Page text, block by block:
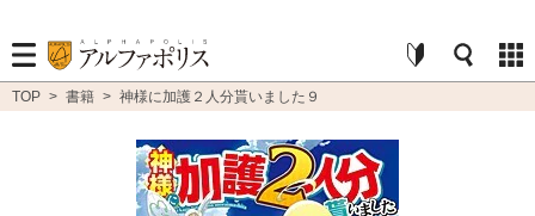
TOP > 書籍 > 神様に加護２人分貰いました９